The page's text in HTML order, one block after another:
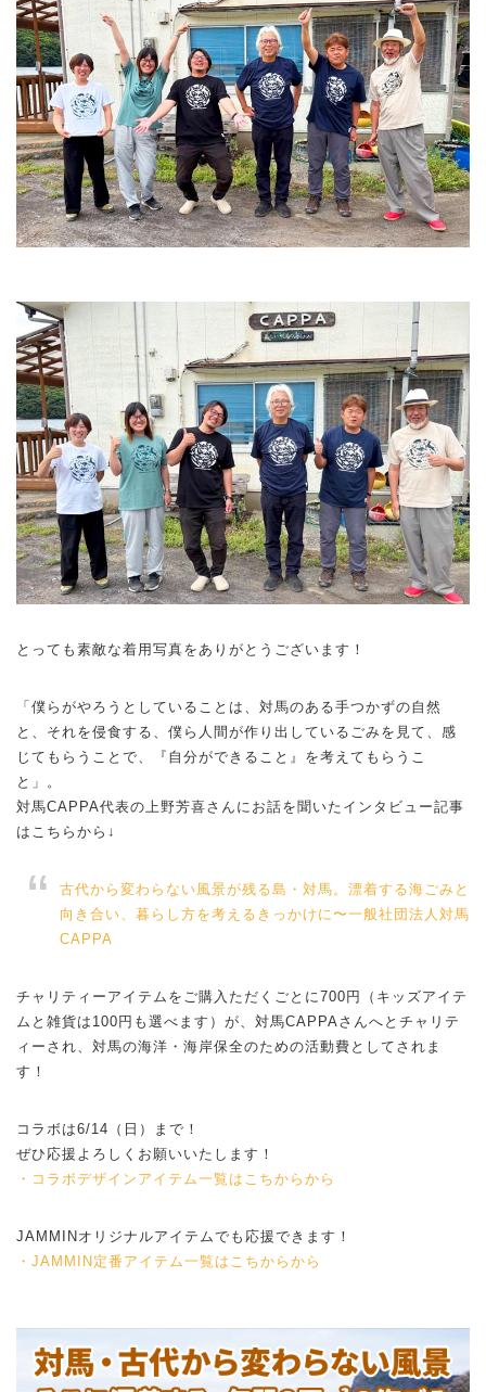
とっても素敵な着用写真をありがとうございます！
「僕らがやろうとしていることは、対馬のある手つかずの自然
と、それを侵食する、僕ら人間が作り出しているごみを見て、感
じてもらうことで、『自分ができること』を考えてもらうこ
と」。
対馬CAPPA代表の上野芳喜さんにお話を聞いたインタビュー記事
はこちらから↓
古代から変わらない風景が残る島・対馬。漂着する海ごみと
向き合い、暮らし方を考えるきっかけに〜一般社団法人対馬
CAPPA
チャリティーアイテムをご購入ただくごとに700円（キッズアイテ
ムと雑貨は100円も選べます）が、対馬CAPPAさんへとチャリテ
ィーされ、対馬の海洋・海岸保全のための活動費としてされま
す！
コラボは6/14（日）まで！
ぜひ応援よろしくお願いいたします！
・コラボデザインアイテム一覧はこちからから
JAMMINオリジナルアイテムでも応援できます！
・JAMMIN定番アイテム一覧はこちからから